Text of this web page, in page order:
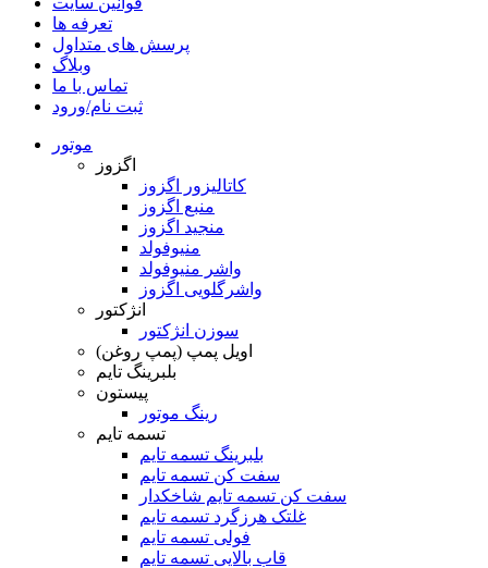
تعرفه ها
پرسش های متداول
وبلاگ
تماس با ما
ثبت نام/ورود
موتور
اگزوز
کاتالیزور اگزوز
منبع اگزوز
منجید اگزوز
منیوفولد
واشر منیوفولد
واشرگلویی اگزوز
انژکتور
سوزن انژکتور
اویل پمپ (پمپ روغن)
بلبرینگ تایم
پیستون
رینگ موتور
تسمه تایم
بلبرینگ تسمه تایم
سفت کن تسمه تایم
سفت کن تسمه تایم شاخکدار
غلتک هرزگرد تسمه تایم
فولی تسمه تایم
قاب بالایی تسمه تایم